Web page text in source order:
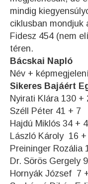
mindig
ciklusban mondjuk
Fidesz 454 (nem
téren.
Bácskai Napló
Név +
Sikeres Bajáért
Nyirati Klára 130 +
Széll Péter 41 + 7
Hajdú Miklós 34 + 4
László Károly 16
Preininger Rozália
Dr. Sörös Gergely
Hornyák József 7